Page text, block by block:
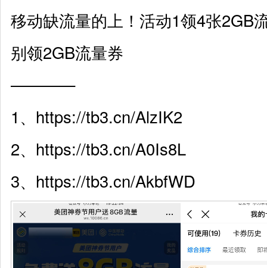
移动缺流量的上！活动1领4张2GB
别领2GB流量券
————
1、 https://tb3.cn/AlzIK2
2、 https://tb3.cn/A0Is8L
3、 https://tb3.cn/AkbfWD